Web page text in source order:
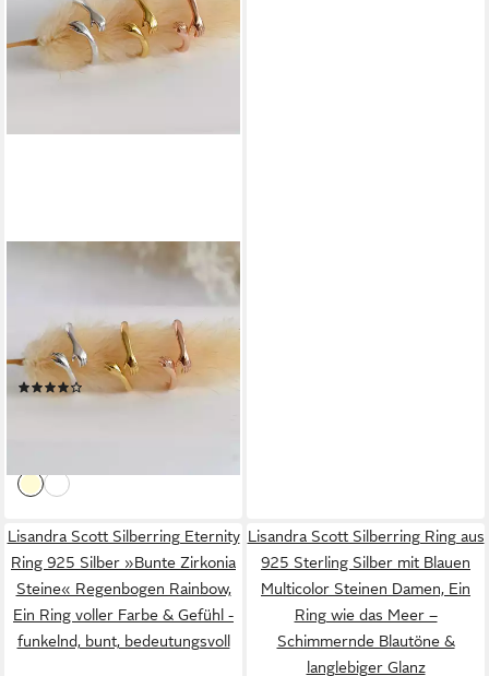
Umarmung, 925er Silber, 18K
Gold, Roségold
Lisandra Scott Silberring Eternity
Ring 925 Silber »Bunte Zirkonia
Steine« Regenbogen Rainbow,
Ein Ring voller Farbe & Gefühl -
funkelnd, bunt, bedeutungsvoll
Lisandra Scott Silberring Ring aus
925 Sterling Silber mit Blauen
Multicolor Steinen Damen, Ein
Ring wie das Meer –
Schimmernde Blautöne &
langlebiger Glanz